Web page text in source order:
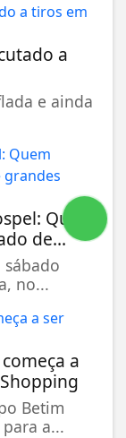
a
e ainda
Quem
de...
no...
a
Betim
a...